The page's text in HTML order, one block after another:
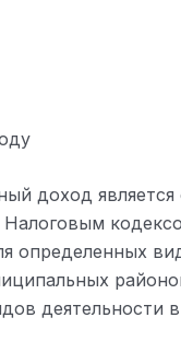
доход
определенных
деятельности